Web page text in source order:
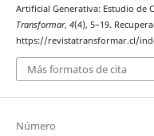
Artificial Generativa: Estudio de
Transformar, 4(4), 5–19.
https://revistatransformar.cl/
Más formatos de cita
Número